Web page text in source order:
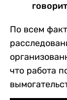
По всем
что работа